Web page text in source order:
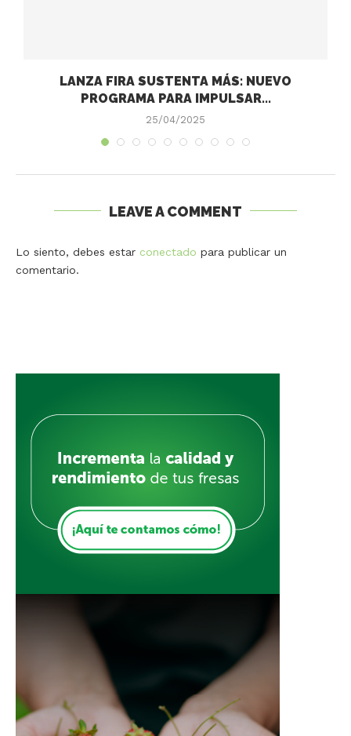
LANZA FIRA SUSTENTA MÁS: NUEVO
PROGRAMA PARA IMPULSAR...
25/04/2025
LEAVE A COMMENT
Lo siento, debes estar conectado para publicar un
comentario.